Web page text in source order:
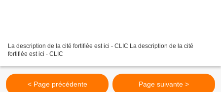
La description de la cité fortifiée est ici - CLIC La description de la cité
fortifiée est ici - CLIC
< Page précédente Page suivante >